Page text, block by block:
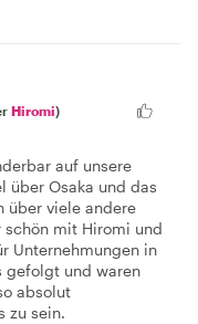
Hiromi)
auf unsere
über Osaka und das
über viele andere
schön mit Hiromi und
Unternehmungen in
gefolgt und waren
absolut
zu sein.